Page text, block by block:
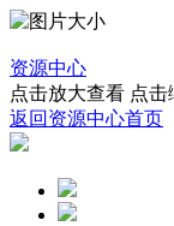
资源中心
点击放大查看 点击
返回资源中心首页